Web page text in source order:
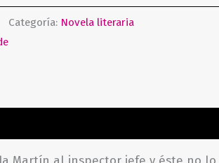
Categoría: Novela literaria